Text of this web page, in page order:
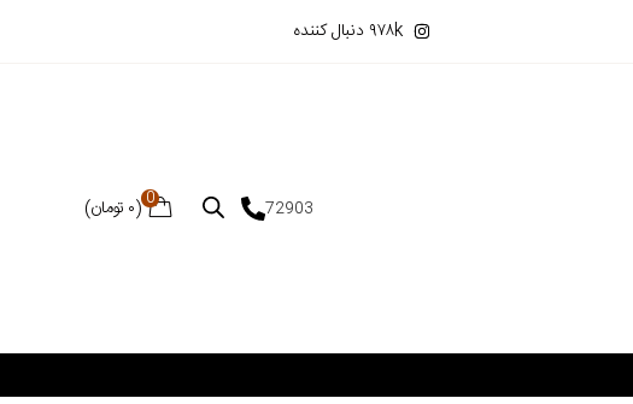
۹۷۸k دنبال کننده
72903
0
(۰ تومان)